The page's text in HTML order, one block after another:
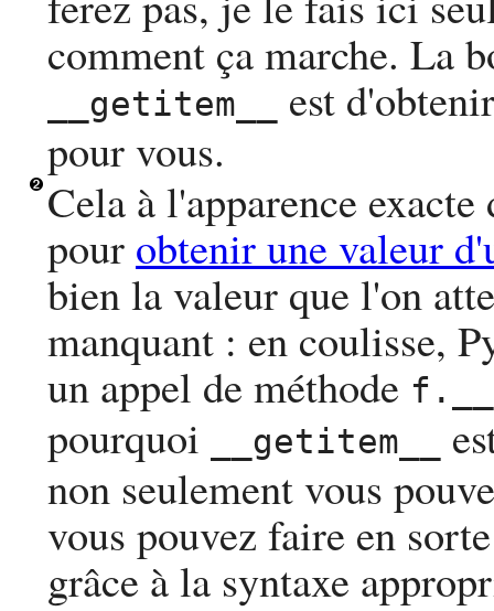
comment ça marche. La
__getitem__
est
pour vous.
Cela à l'apparence
pour obtenir une valeur
bien la valeur que l'on
manquant : en coulisse,
un appel de méthode
pourquoi __getitem__
non seulement vous
vous pouvez faire en
grâce à la syntaxe